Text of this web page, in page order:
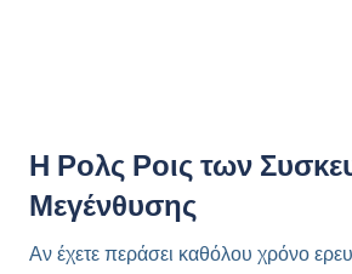
Η Ρολς Ροις των
Μεγένθυσης
Αν έχετε περάσει καθόλου χρόνο